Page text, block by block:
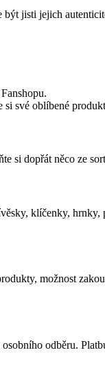
být jisti jejich
své oblíbené
si dopřát něco ze
klíčenky, hrnky,
možnost
odběru.